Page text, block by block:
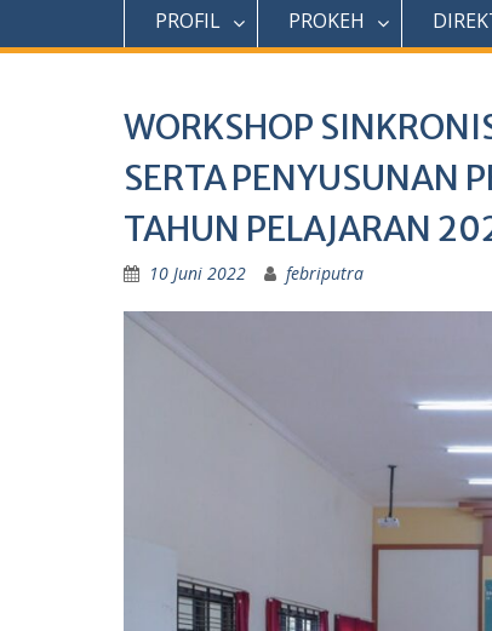
PROFIL PROKEH
WORKSHOP
SERTA PENYUSUNAN
TAHUN PELAJARAN
10 Juni 2022 febriputra